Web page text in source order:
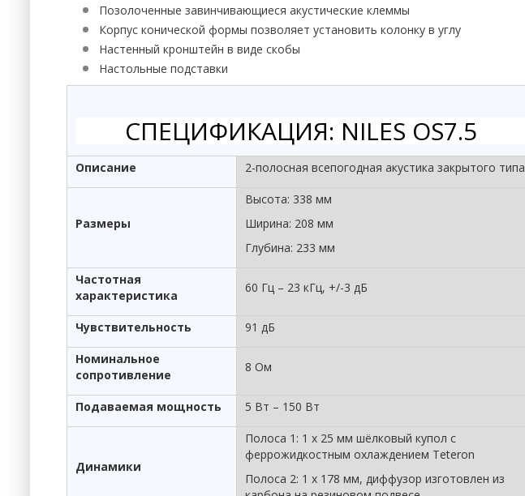
Позолоченные завинчивающиеся акустические клеммы
Корпус конической формы позволяет установить колонку в углу
Настенный кронштейн в виде скобы
Настольные подставки
СПЕЦИФИКАЦИЯ: NILES OS7.5
Описание 2-полосная всепогодная акустика закрытого типа
Размеры
Высота: 338 мм
Ширина: 208 мм
Глубина: 233 мм
Частотная
характеристика
60 Гц – 23 кГц, +/-3 дБ
Чувствительность 91 дБ
Номинальное
сопротивление
8 Ом
Подаваемая мощность 5 Вт – 150 Вт
Динамики
Полоса 1: 1 x 25 мм шёлковый купол с
феррожидкостным охлаждением Teteron
Полоса 2: 1 х 178 мм, диффузор изготовлен из